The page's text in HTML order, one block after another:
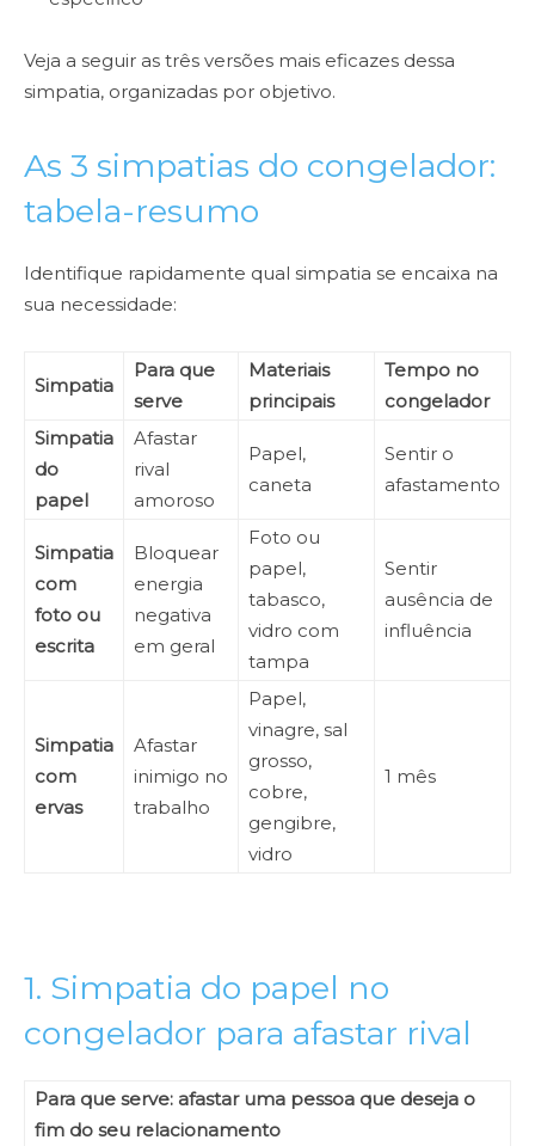
Veja a seguir as três versões mais eficazes dessa
simpatia, organizadas por objetivo.
As 3 simpatias do congelador:
tabela-resumo
Identifique rapidamente qual simpatia se encaixa na
sua necessidade:
Simpatia
Para que
serve
Materiais
principais
Tempo no
congelador
Simpatia
do
papel
Afastar
rival
amoroso
Papel,
caneta
Sentir o
afastamento
Simpatia
com
foto ou
escrita
Bloquear
energia
negativa
em geral
Foto ou
papel,
tabasco,
vidro com
tampa
Sentir
ausência de
influência
Simpatia
com
ervas
Afastar
inimigo no
trabalho
Papel,
vinagre, sal
grosso,
cobre,
gengibre,
vidro
1 mês
1. Simpatia do papel no
congelador para afastar rival
Para que serve: afastar uma pessoa que deseja o
fim do seu relacionamento